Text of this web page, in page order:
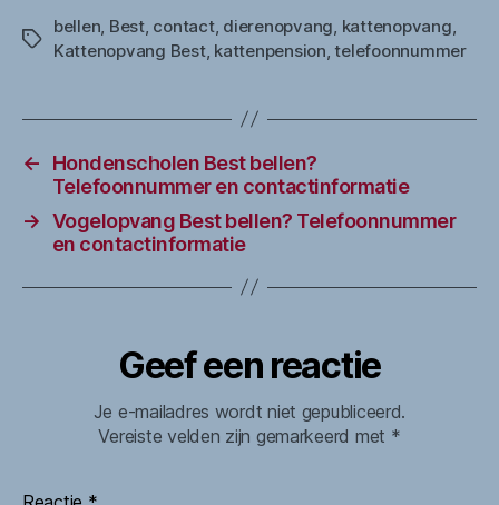
Tags
bellen Best, contact, dierenopvang kattenopvang
Kattenopvang Best, kattenpension ,telefoonnummer
←
Hondenscholen Best bellen?
Telefoonnummer en contactinformatie
→ Vogelopvang Best bellen? Telefoonnummer
en contactinformatie
Geef een reactie
Je e-mailadres wordt niet gepubliceerd.
Vereiste velden zijn gemarkeerd met *